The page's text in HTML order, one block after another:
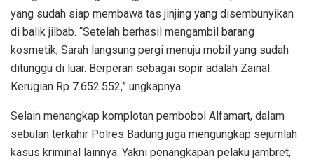
yang sudah siap membawa tas jinjing yang disembunyikan
di balik jilbab. “Setelah berhasil mengambil barang
kosmetik, Sarah langsung pergi menuju mobil yang sudah
ditunggu di luar. Berperan sebagai sopir adalah Zainal.
Kerugian Rp 7.652.552,” ungkapnya.
Selain menangkap komplotan pembobol Alfamart, dalam
sebulan terkahir Polres Badung juga mengungkap sejumlah
kasus kriminal lainnya. Yakni penangkapan pelaku jambret,